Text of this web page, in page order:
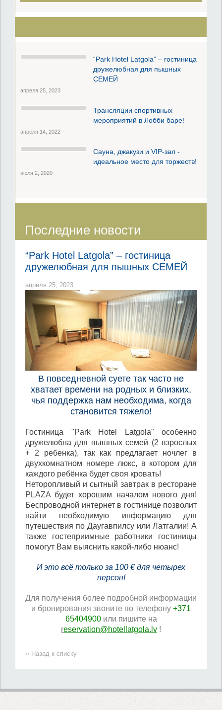
“Park Hotel Latgola” – гостиница
дружелюбная для пышных
СЕМЕЙ
апреля 25, 2023
Трансляции спортивных
мероприятий в Лобби баре!
апреля 14, 2022
Сауна, джакузи и VIP-зал -
идеальное место для торжеств!
июля 2, 2020
Последние новости
“Park Hotel Latgola” – гостиница
дружелюбная для пышных СЕМЕЙ
апреля 25, 2023
В повседневной суете так часто не
хватает времени на родных и близких,
чья поддержка нам необходима, когда
становится тяжело!
Гостиница "Park Hotel Latgola" особенно
дружелюбна для пышных семей (2 взрослых
+ 2 ребенка), так как предлагает ночлег в
двухкомнатном номере люкс, в котором для
каждого ребёнка будет своя кровать!
Неторопливый и сытный завтрак в ресторане
PLAZA будет хорошим началом нового дня!
Беспроводной интернет в гостинице позволит
найти необходимую информацию для
путешествия по Даугавпилсу или Латгалии! А
также гостеприимные работники гостиницы
помогут Вам выяснить какой-либо нюанс!
И это всё только за 100 € для четырех
персон!
Для получения более подробной информации
и бронирования звоните по телефону +371
65404900или пишите на
reservation@hotellatgola.lv !
‹‹ Назад к списку